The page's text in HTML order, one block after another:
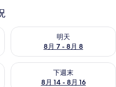
況
明天
8月 7 - 8月 8
查看明天 (8月 7 - 8月 8) 的供
情況
下週末
8月 14 - 8月 16
查看下週末 (8月 14 - 8月 16)